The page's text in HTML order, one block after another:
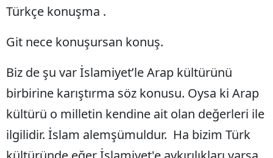
Türkçe konuşma .
Git nece konuşursan konuş.
Biz de şu var İslamiyet’le Arap kültürünü
birbirine karıştırma söz konusu. Oysa ki Arap
kültürü o milletin kendine ait olan değerleri ile
ilgilidir. İslam alemşümuldur. Ha bizim Türk